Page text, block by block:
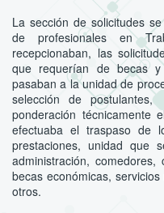
La sección de solicitudes
de profesionales en
recepcionaban, las
que requerían de becas y
pasaban a la unidad de
selección de
ponderación técnicamente
efectuaba el traspaso de
prestaciones, unidad que
administración, comedores,
becas económicas,
otros.